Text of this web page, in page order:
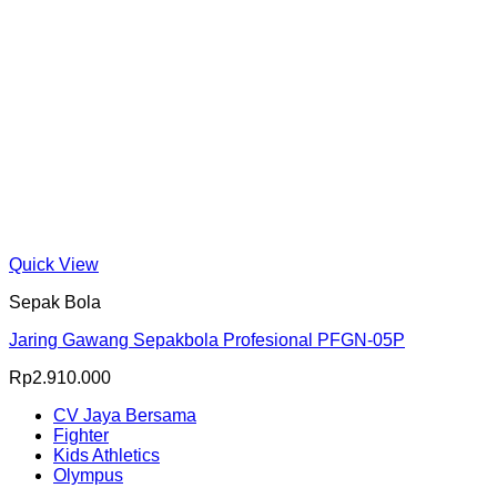
Quick View
Sepak Bola
Jaring Gawang Sepakbola Profesional PFGN-05P
Rp2.910.000
CV Jaya Bersama
Fighter
Kids Athletics
Olympus